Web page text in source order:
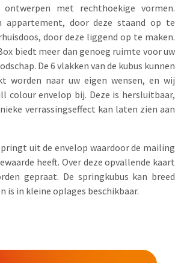
met rechthoekige vormen.
appartement, door deze staand op te
door deze liggend op te maken.
biedt meer dan genoeg ruimte voor uw
De 6 vlakken van de kubus kunnen
worden naar uw eigen wensen, en wij
colour envelop bij. Deze is hersluitbaar,
verrassingseffect kan laten zien aan
uit de envelop waardoor de mailing
heeft. Over deze opvallende kaart
gepraat. De springkubus kan breed
is in kleine oplages beschikbaar.